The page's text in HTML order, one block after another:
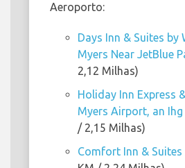
Aeroporto:
Days Inn & Suites by
Myers Near JetBlue
2,12 Milhas)
Holiday Inn Express
Myers Airport, an
/ 2,15 Milhas)
Comfort Inn &